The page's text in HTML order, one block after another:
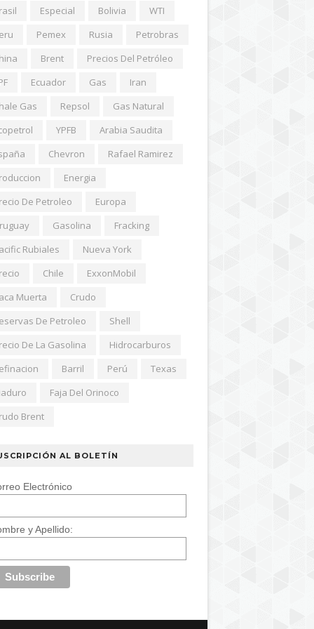
Especial Bolivia
WTI
Pemex Rusia
Petrobras
Brent
Precios Del Petróleo
Ecuador Gas
Iran
Gas
Repsol
Gas Natural
YPFB
Arabia Saudita
Chevron
Rafael Ramirez
Energia
De Petroleo
Europa
Gasolina
Fracking
Rubiales
Nueva York
Chile
ExxonMobil
Muerta
Crudo
De Petroleo
Shell
De La Gasolina
Hidrocarburos
Barril Perú
Texas
Faja Del Orinoco
Brent
AL BOLETÍN
Electrónico
y Apellido: